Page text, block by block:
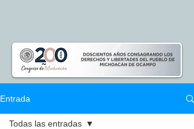
Entrada
Todas las entradas